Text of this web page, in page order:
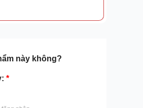
này không?
*